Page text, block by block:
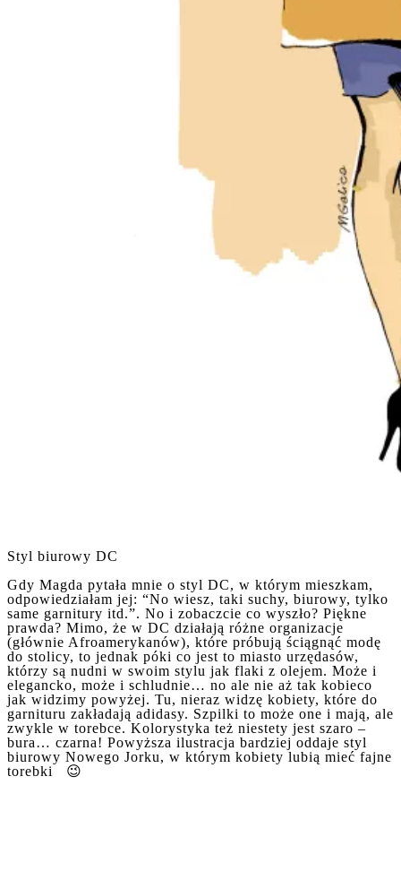
Styl biurowy DC
Gdy Magda pytała mnie o styl DC, w którym mieszkam,
odpowiedziałam jej: “No wiesz, taki suchy, biurowy, tylko
same garnitury itd.”. No i zobaczcie co wyszło? Piękne
prawda? Mimo, że w DC działają różne organizacje
(głównie Afroamerykanów), które próbują ściągnąć modę
do stolicy, to jednak póki co jest to miasto urzędasów,
którzy są nudni w swoim stylu jak flaki z olejem. Może i
elegancko, może i schludnie… no ale nie aż tak kobieco
jak widzimy powyżej. Tu, nieraz widzę kobiety, które do
garnituru zakładają adidasy. Szpilki to może one i mają, ale
zwykle w torebce. Kolorystyka też niestety jest szaro –
bura… czarna! Powyższa ilustracja bardziej oddaje styl
biurowy Nowego Jorku, w którym kobiety lubią mieć fajne
torebki 😉